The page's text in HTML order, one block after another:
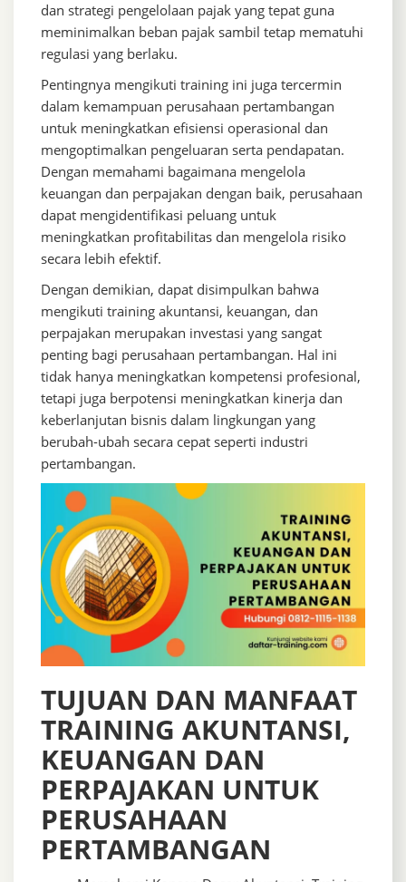
dan strategi pengelolaan pajak yang tepat guna
meminimalkan beban pajak sambil tetap mematuhi
regulasi yang berlaku.
Pentingnya mengikuti training ini juga tercermin
dalam kemampuan perusahaan pertambangan
untuk meningkatkan efisiensi operasional dan
mengoptimalkan pengeluaran serta pendapatan.
Dengan memahami bagaimana mengelola
keuangan dan perpajakan dengan baik, perusahaan
dapat mengidentifikasi peluang untuk
meningkatkan profitabilitas dan mengelola risiko
secara lebih efektif.
Dengan demikian, dapat disimpulkan bahwa
mengikuti training akuntansi, keuangan, dan
perpajakan merupakan investasi yang sangat
penting bagi perusahaan pertambangan. Hal ini
tidak hanya meningkatkan kompetensi profesional,
tetapi juga berpotensi meningkatkan kinerja dan
keberlanjutan bisnis dalam lingkungan yang
berubah-ubah secara cepat seperti industri
pertambangan.
TUJUAN DAN MANFAAT
TRAINING AKUNTANSI,
KEUANGAN DAN
PERPAJAKAN UNTUK
PERUSAHAAN
PERTAMBANGAN